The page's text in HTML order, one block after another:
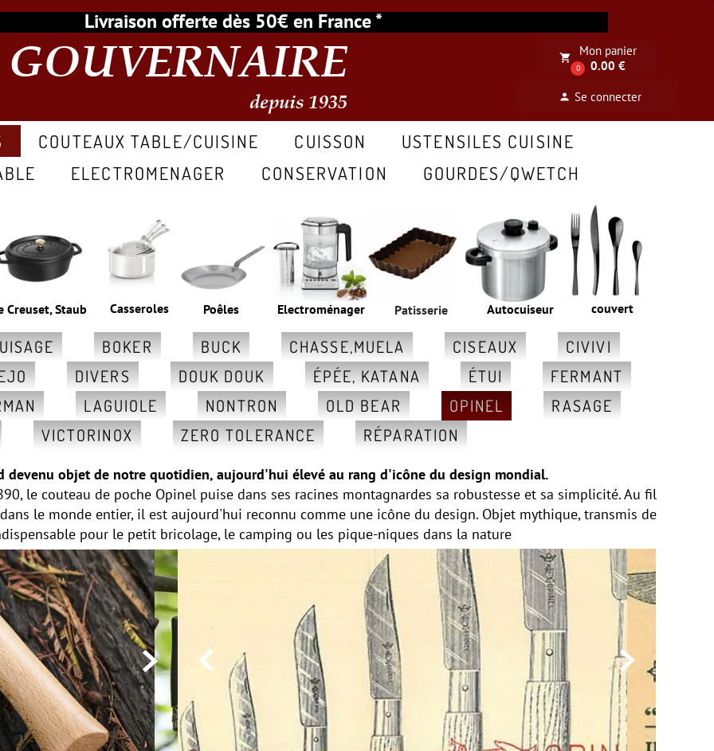
GOUVERNAIRE
depuis 1935
BOKER BUCK CHASSE,MUELA CISEAUX
CIVIVI
DIVERS DOUK DOUK ÉPÉE, KATANA ÉTUI
FERMANT
LAGUIOLE NONTRON OLD BEAR OPINEL
RASAGE
VICTORINOX ZERO TOLERANCE RÉPARATION
person Se connecter
couvert
Creuset, Staub Electroménager
Poêles
Casseroles
COUTEAUX TABLE/CUISINE CUISSON
USTENSILES CUISINE
ELECTROMENAGER CONSERVATION GOURDES/QWETCH
local_grocery_store
0
Mon panier
0.00 €
Livraison offerte dès 50€ en France *
Patisserie Autocuiseur
devenu objet de notre quotidien, aujourd'hui élevé au rang d'icône du design mondial.
le couteau de poche Opinel puise dans ses racines montagnardes sa robustesse et sa simplicité. Au fil
le monde entier, il est aujourd'hui reconnu comme une icône du design. Objet mythique, transmis de
pour le petit bricolage, le camping ou les pique-niques dans la nature
 
